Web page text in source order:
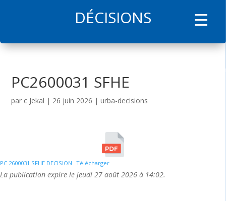
DÉCISIONS
PC2600031 SFHE
par c Jekal | 26 juin 2026 |urba-decisions
PC 2600031 SFHE DECISION Télécharger
La publication expire le jeudi 27 août 2026 à 14:02.